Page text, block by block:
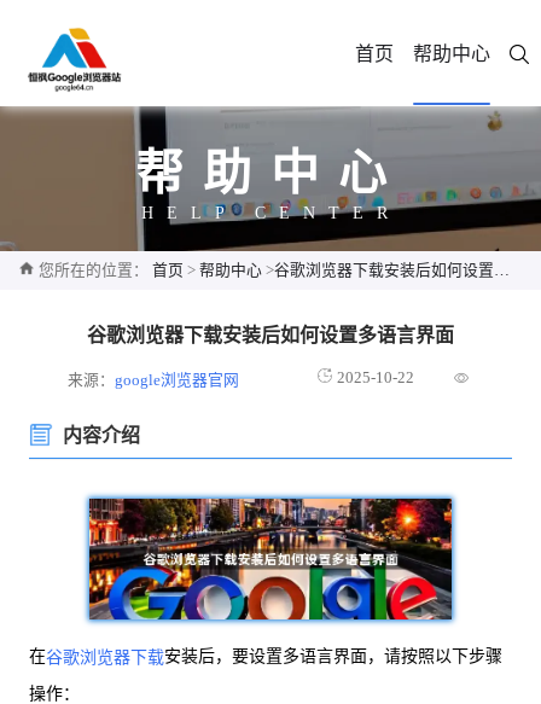
首页 帮助中心
帮助中心
HELP CENTER
您所在的位置： 首页 > 帮助中心 >谷歌浏览器下载安装后如何设置多语言界面
谷歌浏览器下载安装后如何设置多语言界面
来源：google浏览器官网 2025-10-22
内容介绍
在谷歌浏览器下载安装后，要设置多语言界面，请按照以下步骤
操作：